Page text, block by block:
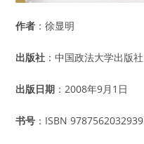
作者 ：徐显明
出版社 ：中国政法大学出版社
出版日期 ：2008年9月1日
书号 ：ISBN 9787562032939